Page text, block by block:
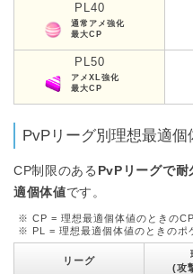
PL40
通常アメ強化
最大CP
PL50
アメXL強化
最大CP
PvPリーグ別理想最適個
CP制限のある PvPリーグで
適個体値です。
※ CP = 理想最適個体値のときの
※ PL = 理想最適個体値のときのポ
リーグ
(攻